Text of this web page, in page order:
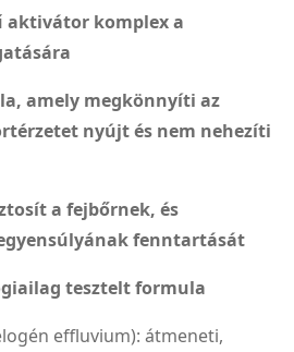
komplex a
amely megkönnyíti az
nyújt és nem nehezíti
a fejbőrnek, és
fenntartását
tesztelt formula
effluvium): átmeneti,